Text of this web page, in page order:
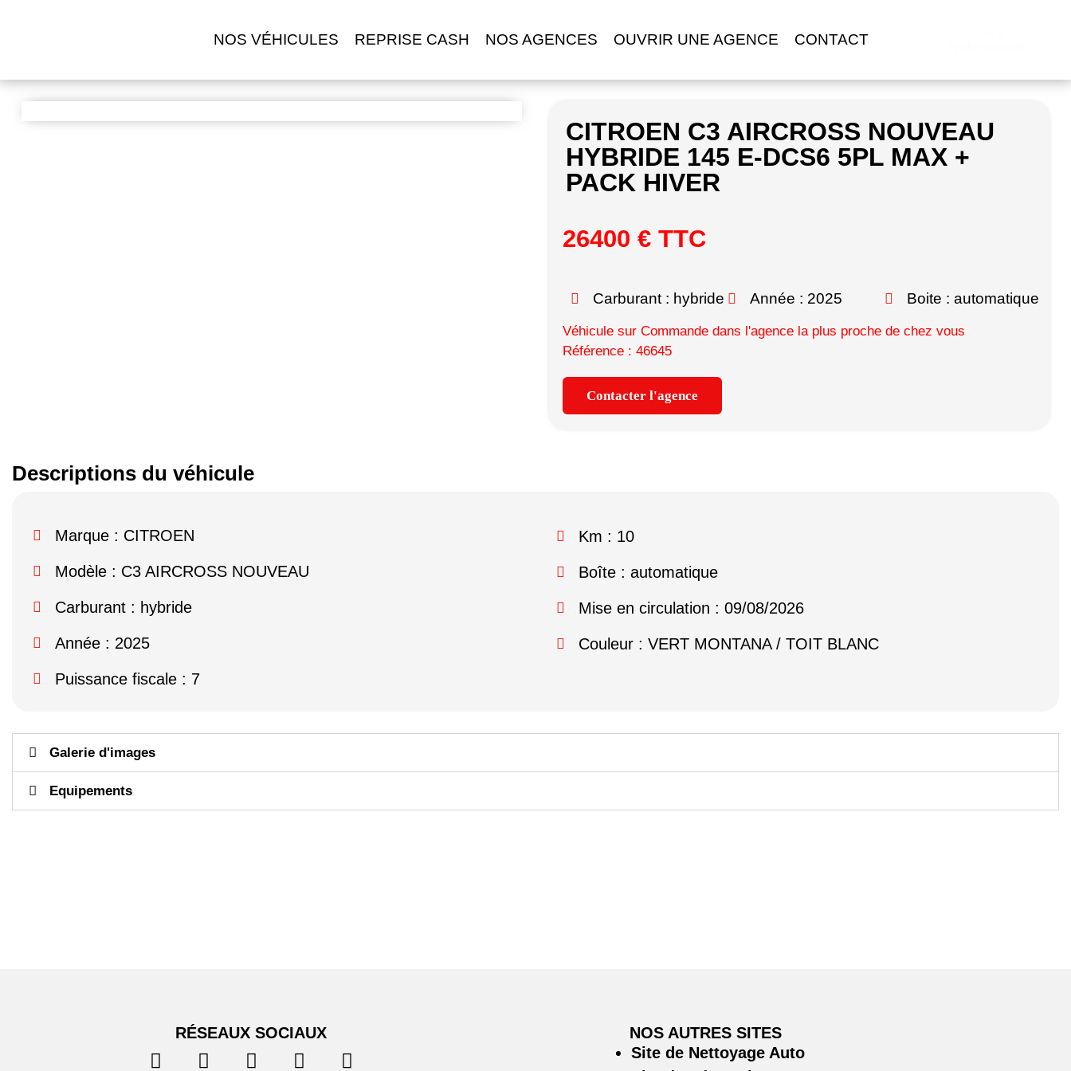
NOS VÉHICULES REPRISE CASH NOS AGENCES OUVRIR UNE AGENCE CONTACT
CITROEN C3 AIRCROSS NOUVEAU
HYBRIDE 145 E-DCS6 5PL MAX +
PACK HIVER
26400 € TTC
Carburant : hybride Année : 2025 Boite : automatique
Véhicule sur Commande dans l'agence la plus proche de chez vous
Référence : 46645
Contacter l'agence
Descriptions du véhicule
Marque : CITROEN
Modèle : C3 AIRCROSS NOUVEAU
Carburant : hybride
Année : 2025
Puissance fiscale : 7
Km : 10
Boîte : automatique
Mise en circulation : 09/08/2026
Couleur : VERT MONTANA / TOIT BLANC
Galerie d'images
Equipements
RÉSEAUX SOCIAUX
NOS AUTRES SITES
Site de Nettoyage Auto